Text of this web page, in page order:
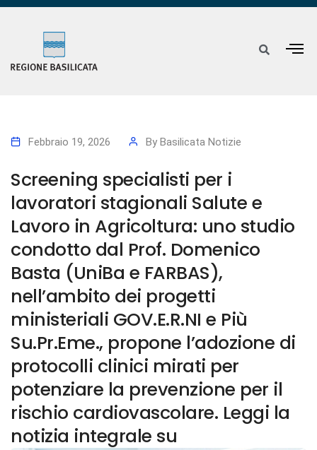
Febbraio 19, 2026 By Basilicata Notizie
Screening specialisti per i
lavoratori stagionali Salute e
Lavoro in Agricoltura: uno studio
condotto dal Prof. Domenico
Basta (UniBa e FARBAS),
nell’ambito dei progetti
ministeriali GOV.E.R.NI e Più
Su.Pr.Eme., propone l’adozione di
protocolli clinici mirati per
potenziare la prevenzione per il
rischio cardiovascolare. Leggi la
notizia integrale su